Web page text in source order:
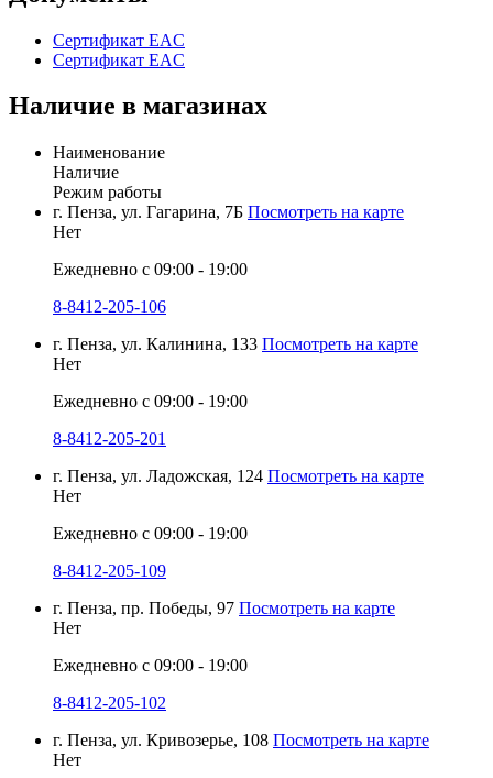
Сертификат EAC
Сертификат EAC
Наличие в магазинах
Наименование
Наличие
Режим работы
г. Пенза, ул. Гагарина, 7Б Посмотреть на карте
Нет
Ежедневно с 09:00 - 19:00
8-8412-205-106
г. Пенза, ул. Калинина, 133 Посмотреть на карте
Нет
Ежедневно с 09:00 - 19:00
8-8412-205-201
г. Пенза, ул. Ладожская, 124 Посмотреть на карте
Нет
Ежедневно с 09:00 - 19:00
8-8412-205-109
г. Пенза, пр. Победы, 97 Посмотреть на карте
Нет
Ежедневно с 09:00 - 19:00
8-8412-205-102
г. Пенза, ул. Кривозерье, 108 Посмотреть на карте
Нет